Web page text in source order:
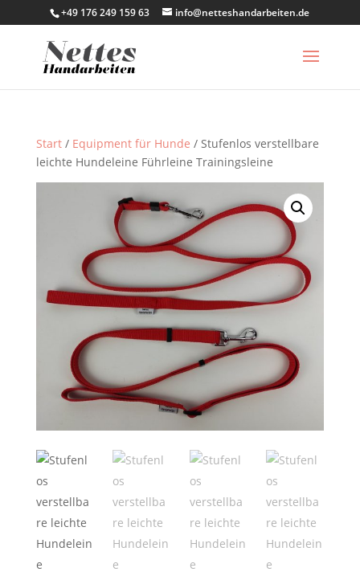
+49 176 249 159 63 info@netteshandarbeiten.de
Start/ Equipment für Hunde / Stufenlos verstellbare
leichte Hundeleine Führleine Trainingsleine